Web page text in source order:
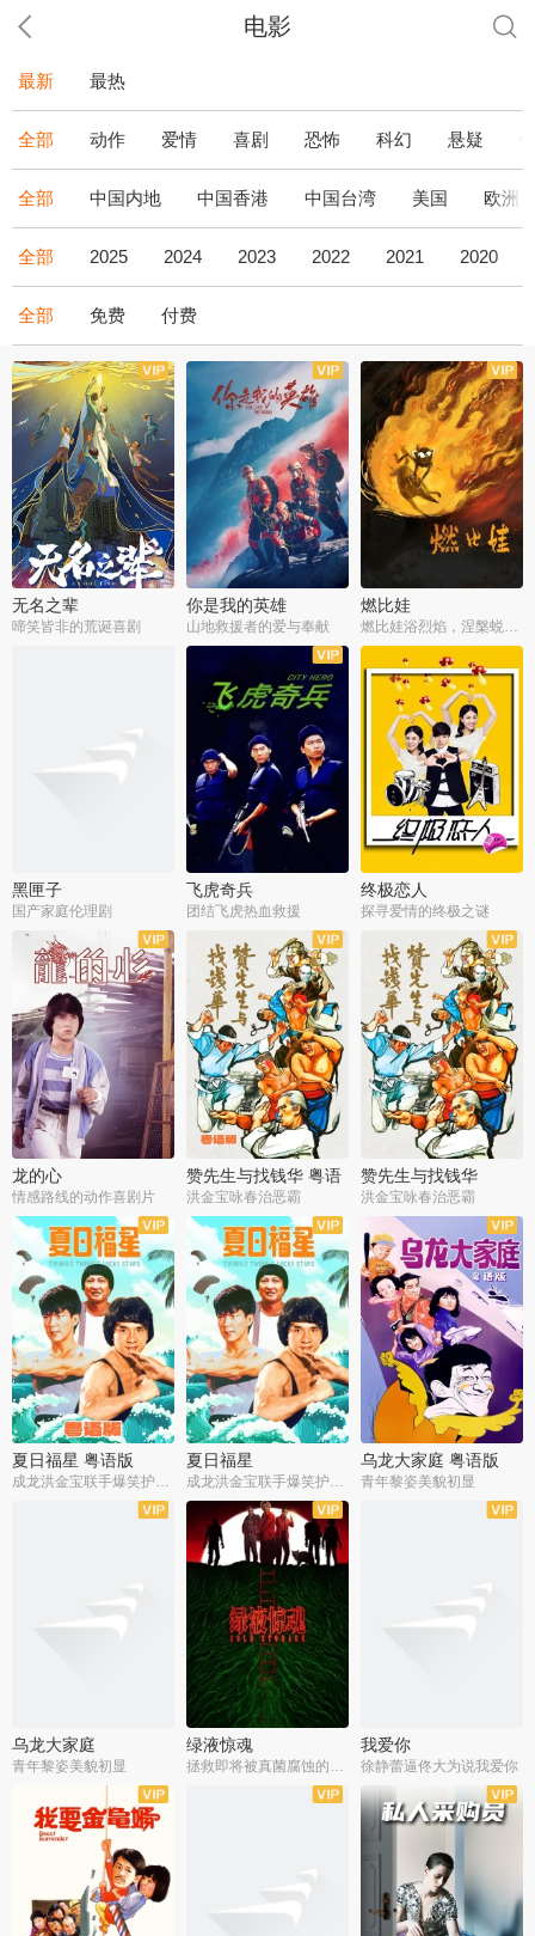
电影
最新 最热
全部 动作 爱情 喜剧 恐怖 科幻 悬疑
全部 中国内地 中国香港 中国台湾 美国 欧洲
全部 2025 2024 2023 2022 2021 2020
全部 免费 付费
无名之辈
啼笑皆非的荒诞喜剧
你是我的英雄
山地救援者的爱与奉献
燃比娃
燃比娃浴烈焰，涅槃蜕变成人
黑匣子
国产家庭伦理剧
飞虎奇兵
团结飞虎热血救援
终极恋人
探寻爱情的终极之谜
龙的心
情感路线的动作喜剧片
赞先生与找钱华 粤语
版
洪金宝咏春治恶霸
赞先生与找钱华
洪金宝咏春治恶霸
夏日福星 粤语版
成龙洪金宝联手爆笑护美女
夏日福星
成龙洪金宝联手爆笑护美女
乌龙大家庭 粤语版
青年黎姿美貌初显
乌龙大家庭
青年黎姿美貌初显
绿液惊魂
拯救即将被真菌腐蚀的世界
我爱你
徐静蕾逼佟大为说我爱你